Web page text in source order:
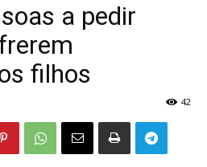
a pedir
filhos
42